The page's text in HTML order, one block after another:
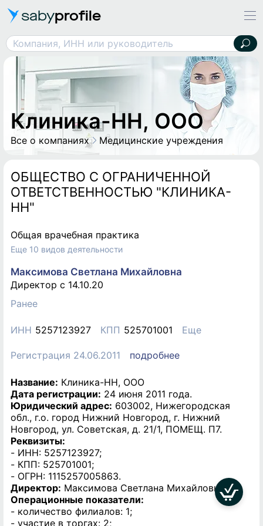
sabyprofile
Компания, ИНН или руководитель
Клиника-НН, ООО
Клиника-НН, ООО
Все о компаниях Медицинские учреждения
ОБЩЕСТВО С ОГРАНИЧЕННОЙ
ОТВЕТСТВЕННОСТЬЮ "КЛИНИКА-
НН"
Общая врачебная практика
Еще 10 видов деятельности
Максимова Светлана Михайловна
Директор c 14.10.20
Ранее
ИНН 5257123927 КПП 525701001 Еще
Регистрация 24.06.2011 подробнее
Название: Клиника-НН, ООО
Дата регистрации: 24 июня 2011 года.
Юридический адрес: 603002, Нижегородская
обл., г.о. город Нижний Новгород, г. Нижний
Новгород, ул. Советская, д. 21/1, ПОМЕЩ. П7.
Реквизиты:
- ИНН: 5257123927;
- КПП: 525701001;
- ОГРН: 1115257005863.
Директор: Максимова Светлана Михайловна.
Операционные показатели:
- количество филиалов: 1;
- участие в торгах: 2;